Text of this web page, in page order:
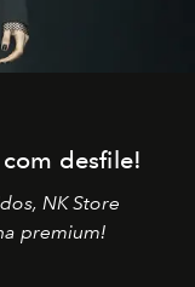
desfile!
NK Store
premium!